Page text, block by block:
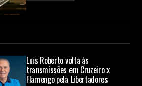
Luis Roberto volta às
transmissões em Cruzeiro x
Flamengo pela Libertadores